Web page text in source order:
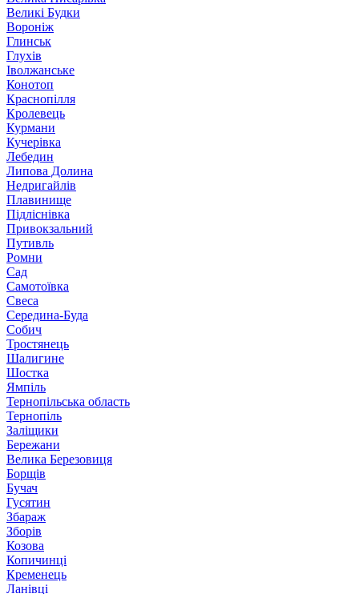
Великі Будки
Вороніж
Глинськ
Глухів
Іволжанське
Конотоп
Краснопілля
Кролевець
Курмани
Кучерівка
Лебедин
Липова Долина
Недригайлів
Плавинище
Підліснівка
Привокзальний
Путивль
Ромни
Сад
Самотоївка
Свеса
Середина-Буда
Собич
Тростянець
Шалигине
Шостка
Ямпіль
Тернопільська область
Тернопіль
Заліщики
Бережани
Велика Березовиця
Борщів
Бучач
Гусятин
Збараж
Зборів
Козова
Копичинці
Кременець
Ланівці